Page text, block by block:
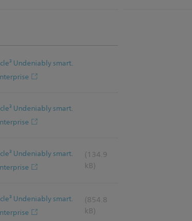
Undeniably smart.
Undeniably smart.
Undeniably smart.
(134.9
kB)
Undeniably smart.
(854.8
kB)